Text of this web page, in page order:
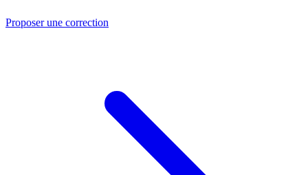
Proposer une correction